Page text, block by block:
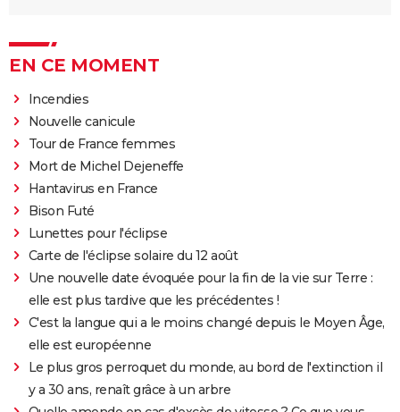
EN CE MOMENT
Incendies
Nouvelle canicule
Tour de France femmes
Mort de Michel Dejeneffe
Hantavirus en France
Bison Futé
Lunettes pour l'éclipse
Carte de l'éclipse solaire du 12 août
Une nouvelle date évoquée pour la fin de la vie sur Terre :
elle est plus tardive que les précédentes !
C'est la langue qui a le moins changé depuis le Moyen Âge,
elle est européenne
Le plus gros perroquet du monde, au bord de l'extinction il
y a 30 ans, renaît grâce à un arbre